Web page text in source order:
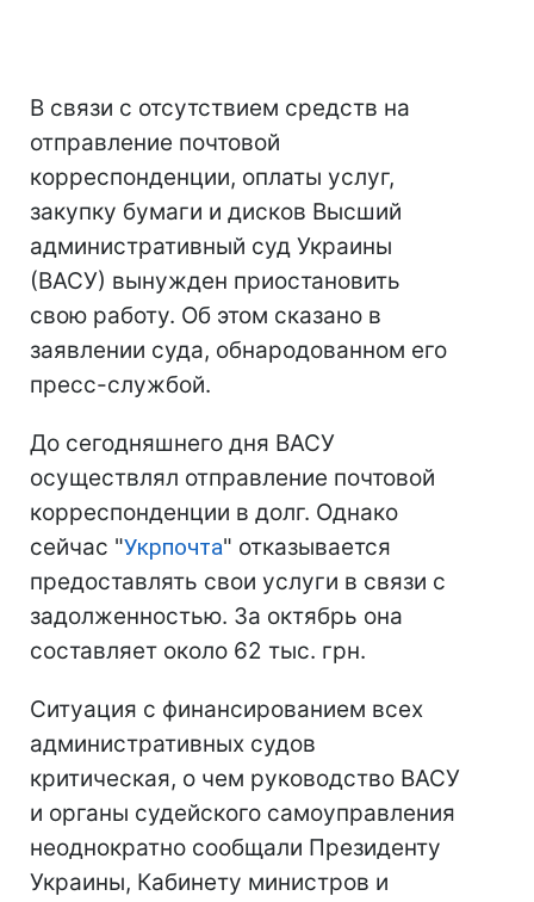
В связи с отсутствием средств на
отправление почтовой
корреспонденции, оплаты услуг,
закупку бумаги и дисков Высший
административный суд Украины
(ВАСУ) вынужден приостановить
свою работу. Об этом сказано в
заявлении суда, обнародованном его
пресс-службой.
До сегодняшнего дня ВАСУ
осуществлял отправление почтовой
корреспонденции в долг. Однако
сейчас "Укрпочта" отказывается
предоставлять свои услуги в связи с
задолженностью. За октябрь она
составляет около 62 тыс. грн.
Cитуация с финансированием всех
административных судов
критическая, о чем руководство ВАСУ
и органы судейского самоуправления
неоднократно сообщали Президенту
Украины, Кабинету министров и